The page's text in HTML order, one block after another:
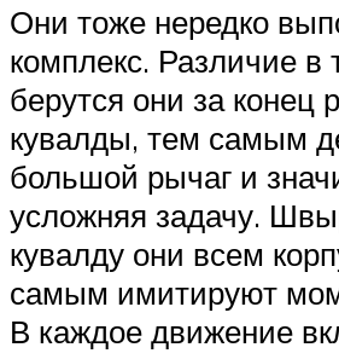
Они тоже нередко
комплекс. Различие в
берутся они за конец
кувалды, тем самым
большой рычаг и
усложняя задачу.
кувалду они всем
самым имитируют
В каждое движение